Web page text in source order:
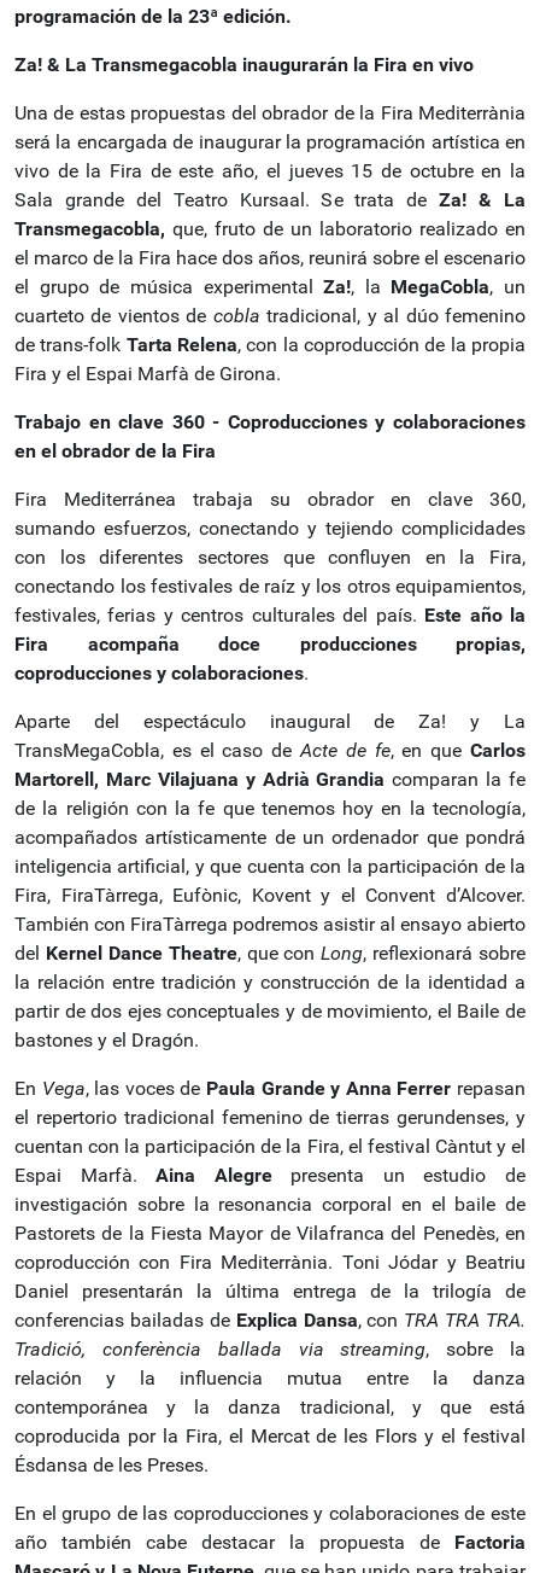
programación de la 23ª edición.
Za! & La Transmegacobla inaugurarán la Fira en vivo
Una de estas propuestas del obrador de la Fira Mediterrània
será la encargada de inaugurar la programación artística en
vivo de la Fira de este año, el jueves 15 de octubre en la
Sala grande del Teatro Kursaal. Se trata de Za! & La
Transmegacobla, que, fruto de un laboratorio realizado en
el marco de la Fira hace dos años, reunirá sobre el escenario
el grupo de música experimentalZa!, la MegaCobla, un
cuarteto de vientos de cobla tradicional, y al dúo femenino
de trans-folk Tarta Relena, con la coproducción de la propia
Fira y el Espai Marfà de Girona.
Trabajo en clave 360 - Coproducciones y colaboraciones
en el obrador de la Fira
Fira Mediterránea trabaja su obrador en clave 360,
sumando esfuerzos, conectando y tejiendo complicidades
con los diferentes sectores que confluyen en la Fira,
conectando los festivales de raíz y los otros equipamientos,
festivales, ferias y centros culturales del país. Este año la
Fira acompaña doce producciones propias,
coproducciones y colaboraciones.
Aparte del espectáculo inaugural de Za! y La
TransMegaCobla, es el caso deActe de fe, en queCarlos
Martorell, Marc Vilajuana y Adrià Grandia comparan la fe
de la religión con la fe que tenemos hoy en la tecnología,
acompañados artísticamente de un ordenador que pondrá
inteligencia artificial, y que cuenta con la participación de la
Fira, FiraTàrrega, Eufònic, Kovent y el Convent d’Alcover.
También con FiraTàrrega podremos asistir al ensayo abierto
del Kernel Dance Theatre, que conLong, reflexionará sobre
la relación entre tradición y construcción de la identidad a
partir de dos ejes conceptuales y de movimiento, el Baile de
bastones y el Dragón.
En Vega, las voces de Paula Grande y Anna Ferrer repasan
el repertorio tradicional femenino de tierras gerundenses, y
cuentan con la participación de la Fira, el festival Càntut y el
Espai Marfà.Aina Alegre presenta un estudio de
investigación sobre la resonancia corporal en el baile de
Pastorets de la Fiesta Mayor de Vilafranca del Penedès, en
coproducción con Fira Mediterrània. Toni Jódar y Beatriu
Daniel presentarán la última entrega de la trilogía de
conferencias bailadas de Explica Dansa, con TRA TRA TRA.
Tradició, conferència ballada via streaming, sobre la
relación y la influencia mutua entre la danza
contemporánea y la danza tradicional, y que está
coproducida por la Fira, el Mercat de les Flors y el festival
Ésdansa de les Preses.
En el grupo de las coproducciones y colaboraciones de este
año también cabe destacar la propuesta de Factoria